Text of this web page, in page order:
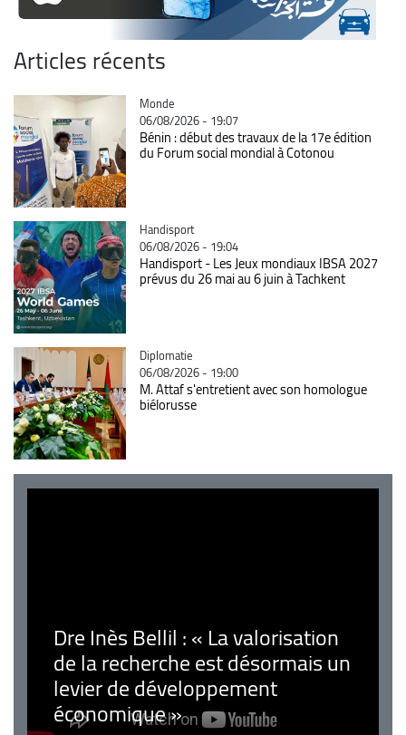
Articles récents
Catégorie
Monde
06/08/2026 - 19:07
Bénin : début des travaux de la 17e édition
du Forum social mondial à Cotonou
Catégorie
Handisport
06/08/2026 - 19:04
Handisport - Les Jeux mondiaux IBSA 2027
prévus du 26 mai au 6 juin à Tachkent
Catégorie
Diplomatie
06/08/2026 - 19:00
M. Attaf s'entretient avec son homologue
biélorusse
Dre Inès Bellil : « La valorisation
de la recherche est désormais un
levier de développement
économique »